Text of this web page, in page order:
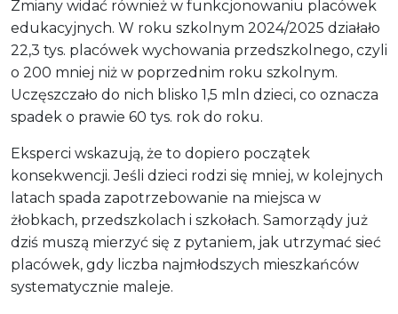
Zmiany widać również w funkcjonowaniu placówek
edukacyjnych. W roku szkolnym 2024/2025 działało
22,3 tys. placówek wychowania przedszkolnego, czyli
o 200 mniej niż w poprzednim roku szkolnym.
Uczęszczało do nich blisko 1,5 mln dzieci, co oznacza
spadek o prawie 60 tys. rok do roku.
Eksperci wskazują, że to dopiero początek
konsekwencji. Jeśli dzieci rodzi się mniej, w kolejnych
latach spada zapotrzebowanie na miejsca w
żłobkach, przedszkolach i szkołach. Samorządy już
dziś muszą mierzyć się z pytaniem, jak utrzymać sieć
placówek, gdy liczba najmłodszych mieszkańców
systematycznie maleje.